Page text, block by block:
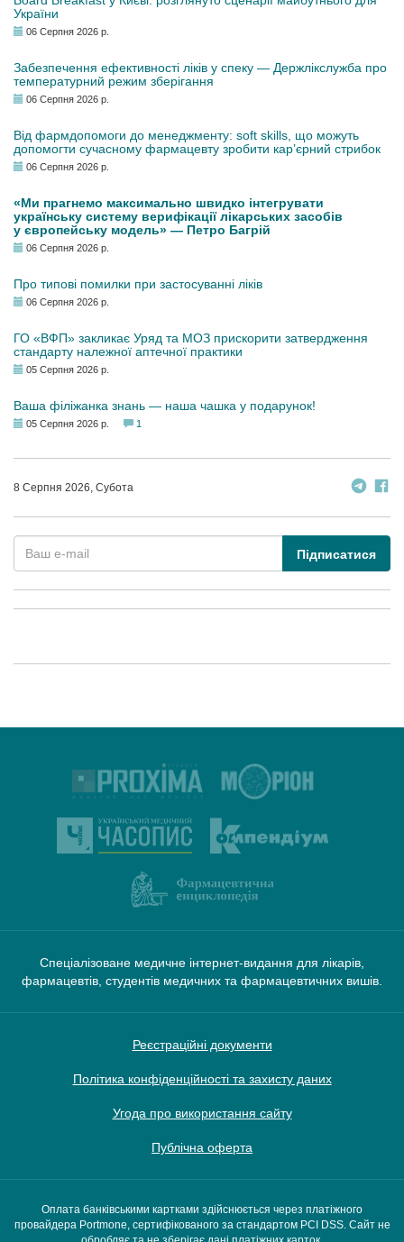
України
06 Серпня 2026 р.
Забезпечення ефективності ліків у спеку — Держлікслужба про
температурний режим зберігання
06 Серпня 2026 р.
Від фармдопомоги до менеджменту: soft skills, що можуть
допомогти сучасному фармацевту зробити кар’єрний стрибок
06 Серпня 2026 р.
«Ми прагнемо максимально швидко інтегрувати
українську систему верифікації лікарських засобів
у європейську модель» — Петро Багрій
06 Серпня 2026 р.
Про типові помилки при застосуванні ліків
06 Серпня 2026 р.
ГО «ВФП» закликає Уряд та МОЗ прискорити затвердження
стандарту належної аптечної практики
05 Серпня 2026 р.
Ваша філіжанка знань — наша чашка у подарунок!
05 Серпня 2026 р. 1
8 Серпня 2026, Субота
Підписатися
Спеціалізоване медичне інтернет-видання для лікарів,
фармацевтів, студентів медичних та фармацевтичних вишів.
Реєстраційні документи
Політика конфіденційності та захисту даних
Угода про використання сайту
Публічна оферта
Оплата банківськими картками здійснюється через платіжного
провайдера Portmone, сертифікованого за стандартом PCI DSS. Сайт не